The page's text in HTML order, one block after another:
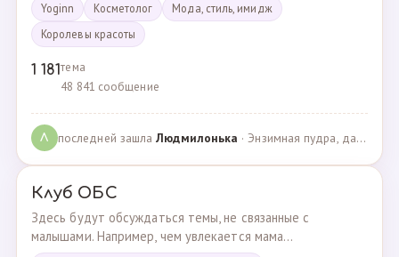
Yoginn Косметолог
Мода, стиль, имидж
Королевы красоты
1 181тема
48 841 сообщение
Л последней зашлаЛюдмилонькa · Энзимная пудра, да или нет? · 29.06.2025
Клуб ОБС
Здесь будут обсуждаться темы, не связанные с
малышами. Например, чем увлекается мама...